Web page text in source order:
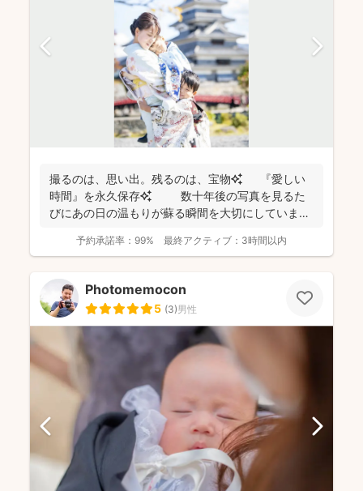
撮るのは、思い出。残るのは、宝物✨ 『愛しい
時間』を永久保存✨ 数十年後の写真を見るた
びにあの日の温もりが蘇る瞬間を大切にしています
予約承諾率： 99% 最終アクティブ： 3時間以内
Photomemocon
5 (3)男性